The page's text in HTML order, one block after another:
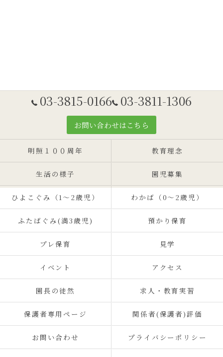
03-3815-0166 03-3811-1306
お問い合わせはこちら
明照１００周年 教育理念
生活の様子 園児募集
ひよこぐみ（1〜2歳児） わかば（0～2歳児）
ふたばぐみ(満3歳児) 預かり保育
プレ保育 見学
イベント アクセス
園長の徒然 求人・教育実習
保護者専用ページ 関係者(保護者)評価
お問い合わせ プライバシーポリシー